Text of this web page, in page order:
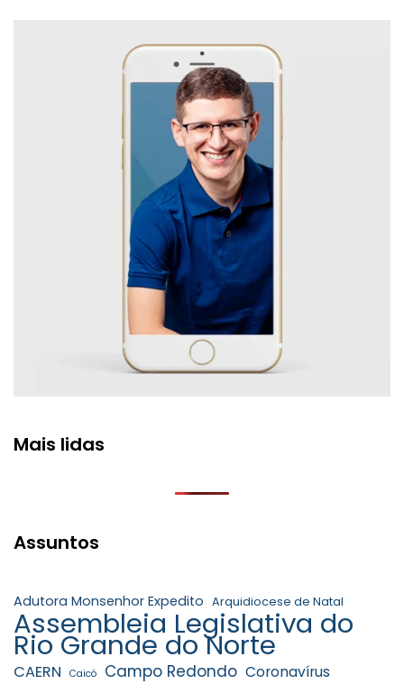
Mais lidas
Assuntos
Adutora Monsenhor Expedito Arquidiocese de Natal
Assembleia Legislativa do
Rio Grande do Norte
CAERN Caicó Campo Redondo Coronavírus